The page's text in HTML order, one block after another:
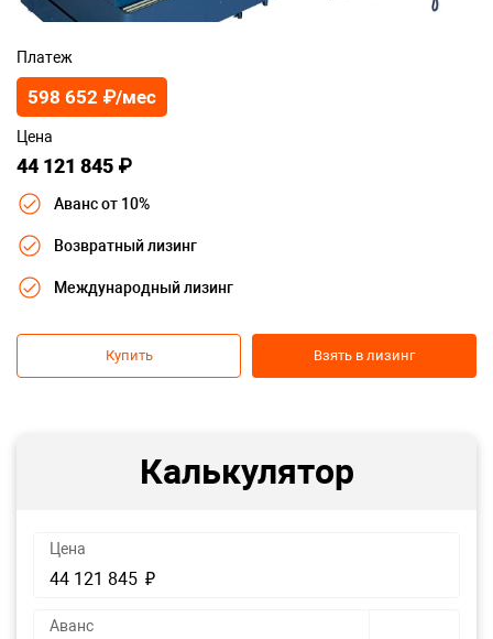
Платеж
598 652 ₽/мес
Цена
44 121 845 ₽
Аванс от 10%
Возвратный лизинг
Международный лизинг
Купить Взять в лизинг
Калькулятор
Цена
44 121 845 ₽
Аванс